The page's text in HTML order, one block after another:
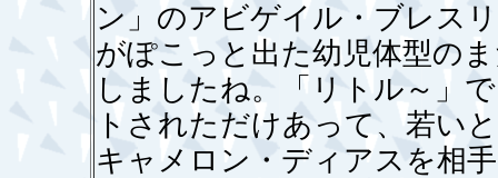
ン」のアビゲイル・ブレス
がぽこっと出た幼児体型の
しましたね。「リトル～」
トされただけあって、若い
キャメロン・ディアスを相